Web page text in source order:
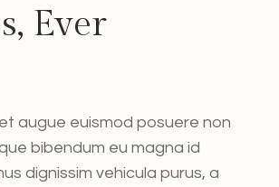
Ever
augue euismod posuere non
bibendum eu magna id
dignissim vehicula purus, a